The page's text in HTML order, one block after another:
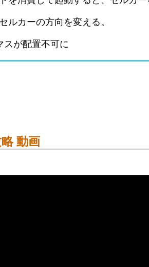
ルカーの方向を変える。
スが配置不可に
動画